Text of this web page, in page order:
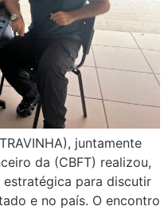
juntamente
da (CBFT) realizou,
estratégica para discutir
e no país. O encontro